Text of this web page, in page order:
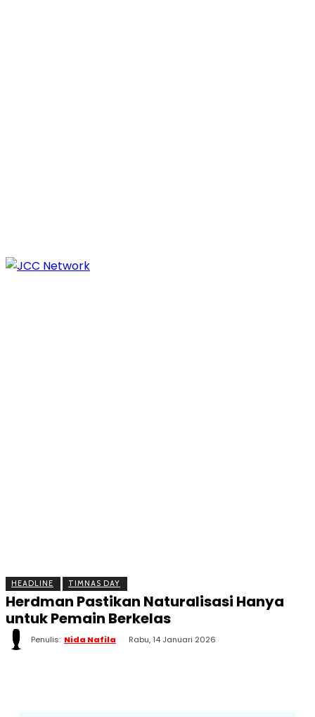
HEADLINE TIMNAS DAY
Herdman Pastikan Naturalisasi Hanya
untuk Pemain Berkelas
Penulis: Nida Nafila Rabu, 14 Januari 2026